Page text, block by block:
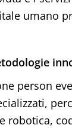
umano
person
robotica,